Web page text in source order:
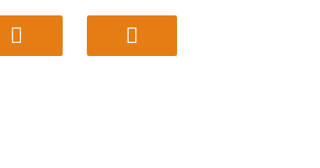
estándar:Facilita cambios
acelerador
el control.